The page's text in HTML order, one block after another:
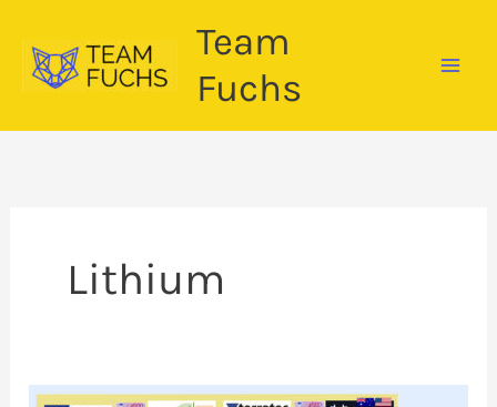
Inhalt
springen
Team
Fuchs
Lithium